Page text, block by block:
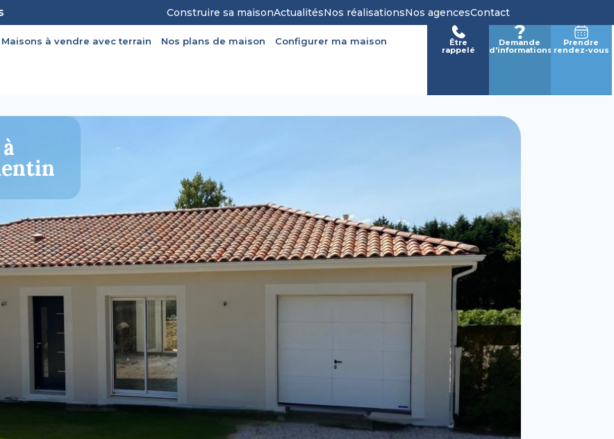
Construire sa maisonActualitésNos réalisationsNos agencesContact
Maisons à vendre avec terrain Nos plans de maison Configurer ma maison Être
rappelé
Demande
d'informations
Prendre
rendez-vous